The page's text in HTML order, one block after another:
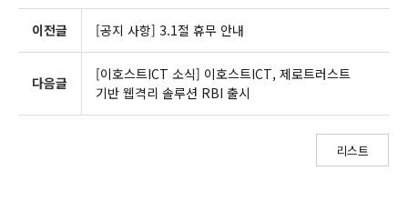
이전글 [공지 사항] 3.1절 휴무 안내
다음글
[이호스트ICT 소식] 이호스트ICT, 제로트러스트
기반 웹격리 솔루션 RBI 출시
리스트